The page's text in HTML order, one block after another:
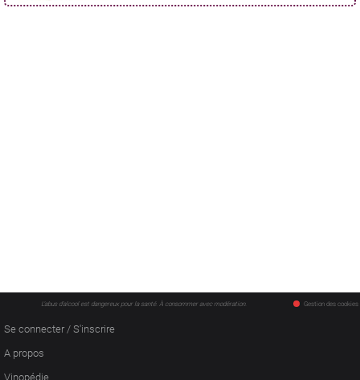
Gestion des cookies
L'abus d'alcool est dangereux pour la santé. À consommer avec modération.
Se connecter / S'inscrire
A propos
Vinopédie